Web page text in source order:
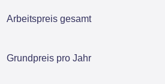
Arbeitspreis gesamt
Grundpreis pro Jahr